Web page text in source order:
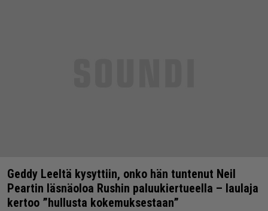
Geddy Leeltä kysyttiin, onko hän tuntenut Neil
Peartin läsnäoloa Rushin paluukiertueella – laulaja
kertoo ”hullusta kokemuksestaan”